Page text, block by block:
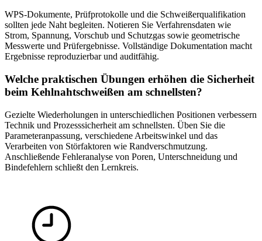
WPS-Dokumente, Prüfprotokolle und die Schweißerqualifikation
sollten jede Naht begleiten. Notieren Sie Verfahrensdaten wie
Strom, Spannung, Vorschub und Schutzgas sowie geometrische
Messwerte und Prüfergebnisse. Vollständige Dokumentation macht
Ergebnisse reproduzierbar und auditfähig.
Welche praktischen Übungen erhöhen die Sicherheit
beim Kehlnahtschweißen am schnellsten?
Gezielte Wiederholungen in unterschiedlichen Positionen verbessern
Technik und Prozesssicherheit am schnellsten. Üben Sie die
Parameteranpassung, verschiedene Arbeitswinkel und das
Verarbeiten von Störfaktoren wie Randverschmutzung.
Anschließende Fehleranalyse von Poren, Unterschneidung und
Bindefehlern schließt den Lernkreis.